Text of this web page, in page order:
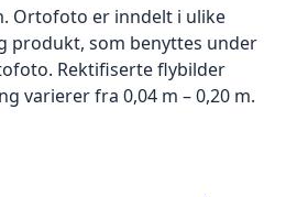
Ortofoto er inndelt i ulike
produkt, som benyttes under
Rektifiserte flybilder
varierer fra 0,04 m – 0,20 m.